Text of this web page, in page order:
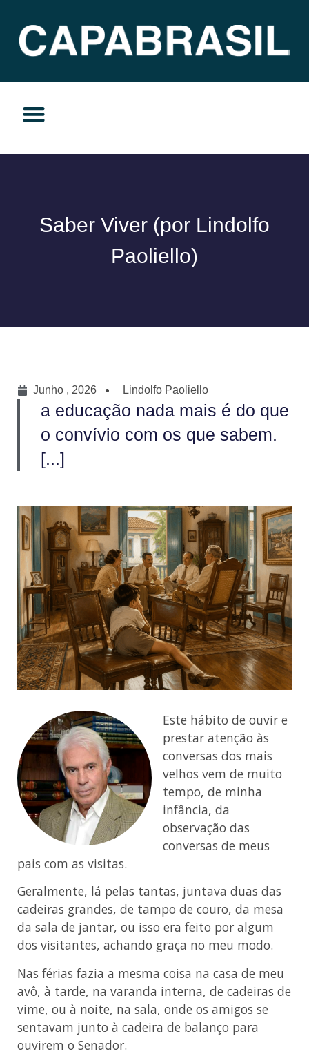
Saber Viver (por Lindolfo
Paoliello)
Junho , 2026 Lindolfo Paoliello
a educação nada mais é do que
o convívio com os que sabem.
[...]
Este hábito de ouvir e
prestar atenção às
conversas dos mais
velhos vem de muito
tempo, de minha
infância, da
observação das
conversas de meus
pais com as visitas.
Geralmente, lá pelas tantas, juntava duas das
cadeiras grandes, de tampo de couro, da mesa
da sala de jantar, ou isso era feito por algum
dos visitantes, achando graça no meu modo.
Nas férias fazia a mesma coisa na casa de meu
avô, à tarde, na varanda interna, de cadeiras de
vime, ou à noite, na sala, onde os amigos se
sentavam junto à cadeira de balanço para
ouvirem o Senador.